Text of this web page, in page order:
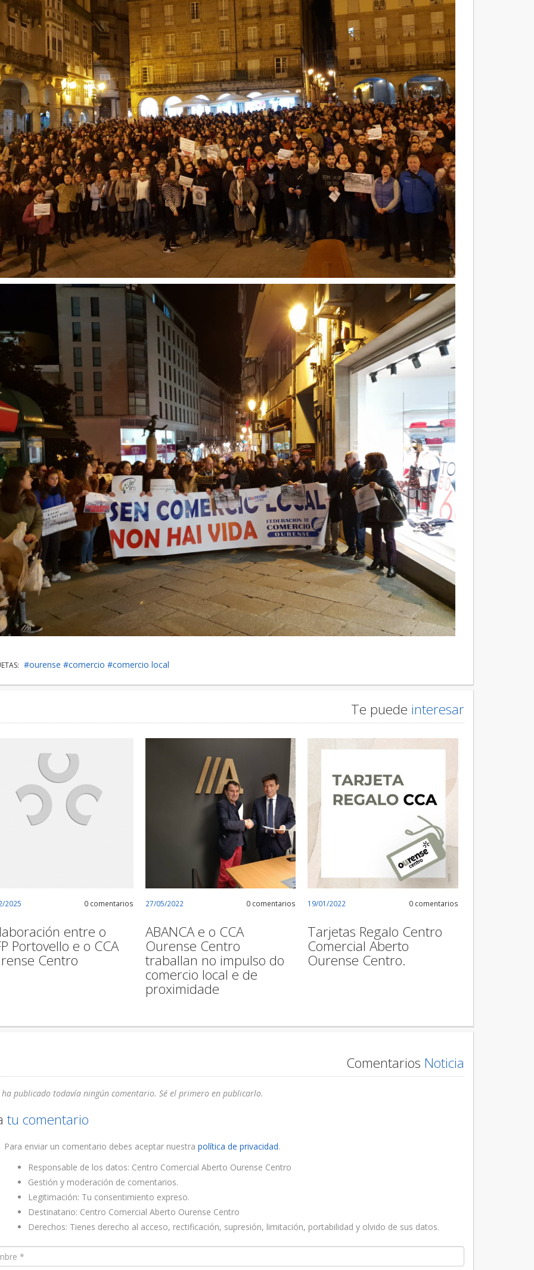
#ourense #comercio #comercio local
Te puede interesar
2025 0 comentarios
entre o
Portovello e o CCA
Centro
27/05/2022 0 comentarios
ABANCA e o CCA
Ourense Centro
traballan no impulso do
comercio local e de
proximidade
19/01/2022 0 comentarios
Tarjetas Regalo Centro
Comercial Aberto
Ourense Centro.
Comentarios Noticia
publicado todavía ningún comentario. Sé el primero en publicarlo.
tu comentario
Para enviar un comentario debes aceptar nuestra política de privacidad.
Responsable de los datos: Centro Comercial Aberto Ourense Centro
Gestión y moderación de comentarios.
Legitimación: Tu consentimiento expreso.
Destinatario: Centro Comercial Aberto Ourense Centro
Derechos: Tienes derecho al acceso, rectificación, supresión, limitación, portabilidad y olvido de sus datos.